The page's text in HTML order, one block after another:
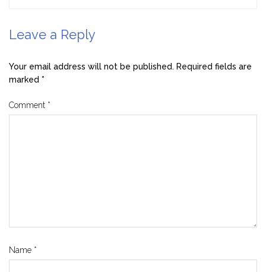
Leave a Reply
Your email address will not be published. Required fields are
marked *
Comment *
Name *